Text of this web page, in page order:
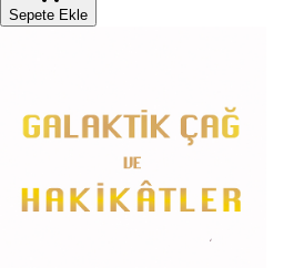
Sepete Ekle